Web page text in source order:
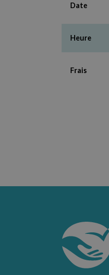
Date
Heure
Frais